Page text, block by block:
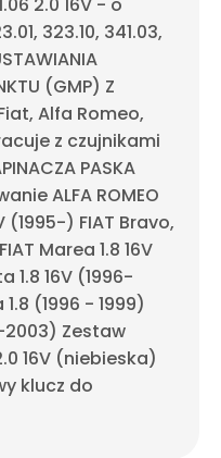
323.10, 341.03,
(GMP) Z
Alfa Romeo,
z czujnikami
PASKA
ALFA ROMEO
(1995-) FIAT Bravo,
Marea 1.8 16V
1.8 16V (1996-
(1996 - 1999)
2003) Zestaw
16V (niebieska)
klucz do